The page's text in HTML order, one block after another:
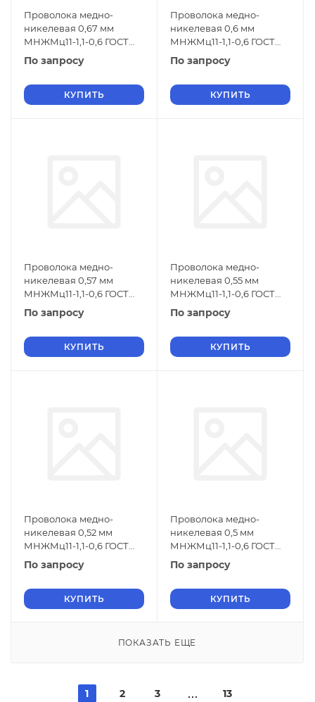
Проволока медно-
никелевая 0,67 мм
МНЖМц11-1,1-0,6 ГОСТ
1791-2014
По запросу
КУПИТЬ
Проволока медно-
никелевая 0,6 мм
МНЖМц11-1,1-0,6 ГОСТ
1791-2014
По запросу
КУПИТЬ
Проволока медно-
никелевая 0,57 мм
МНЖМц11-1,1-0,6 ГОСТ
1791-2014
По запросу
КУПИТЬ
Проволока медно-
никелевая 0,55 мм
МНЖМц11-1,1-0,6 ГОСТ
1791-2014
По запросу
КУПИТЬ
Проволока медно-
никелевая 0,52 мм
МНЖМц11-1,1-0,6 ГОСТ
1791-2014
По запросу
КУПИТЬ
Проволока медно-
никелевая 0,5 мм
МНЖМц11-1,1-0,6 ГОСТ
1791-2014
По запросу
КУПИТЬ
ПОКАЗАТЬ ЕЩЕ
1 2 3 13